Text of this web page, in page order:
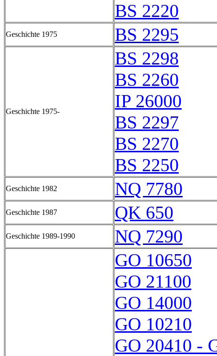
BS 2220
Geschichte 1975 BS 2295
Geschichte 1975-
BS 2298
BS 2260
IP 26000
BS 2297
BS 2270
BS 2250
Geschichte 1982 NQ 7780
Geschichte 1987 QK 650
Geschichte 1989-1990 NQ 7290
GO 10650
GO 21100
GO 14000
GO 10210
GO 20410 -